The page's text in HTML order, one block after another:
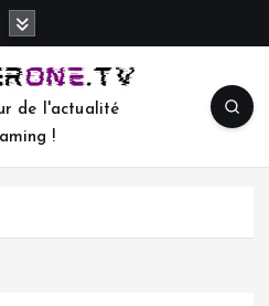
de l'actualité
!